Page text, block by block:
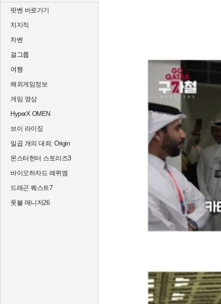
팟벤 바로가기
치지직
차벤
걸그룹
여행
해외게임정보
게임 영상
HyperX OMEN
브이 라이징
일곱 개의 대죄: Origin
몬스터헌터 스토리즈3
바이오하자드 레퀴엠
드래곤 퀘스트7
풋볼 매니저26